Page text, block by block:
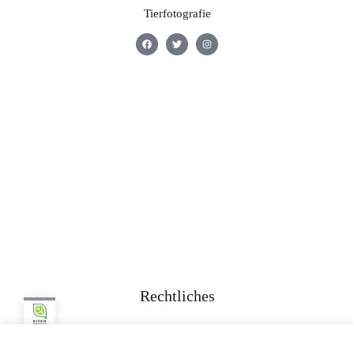
Tierfotografie
Rechtliches